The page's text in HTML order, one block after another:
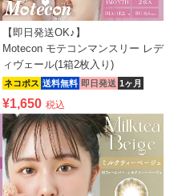
【即日発送OK♪】
Motecon モテコンマンスリー レデ
ィヴェール(1箱2枚入り)
ネコポス 送料無料 即日発送 1ヶ月
¥1,650 税込